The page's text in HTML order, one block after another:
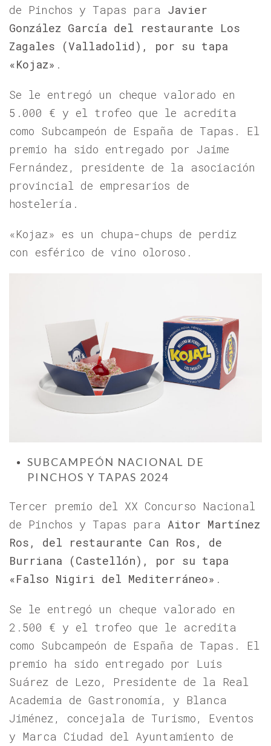
de Pinchos y Tapas para Javier
González García del restaurante Los
Zagales (Valladolid), por su tapa
«Kojaz» .
Se le entregó un cheque valorado en
5.000 € y el trofeo que le acredita
como Subcampeón de España de Tapas. El
premio ha sido entregado por Jaime
Fernández, presidente de la asociación
provincial de empresarios de
hostelería.
«Kojaz» es un chupa-chups de perdiz
con esférico de vino oloroso.
SUBCAMPEÓN NACIONAL DE
PINCHOS Y TAPAS 2024
Tercer premio del XX Concurso Nacional
de Pinchos y Tapas para Aitor Martínez
Ros, del restaurante Can Ros, de
Burriana (Castellón), por su tapa
«Falso Nigiri del Mediterráneo» .
Se le entregó un cheque valorado en
2.500 € y el trofeo que le acredita
como Subcampeón de España de Tapas. El
premio ha sido entregado por Luis
Suárez de Lezo, Presidente de la Real
Academia de Gastronomía, y Blanca
Jiménez, concejala de Turismo, Eventos
y Marca Ciudad del Ayuntamiento de